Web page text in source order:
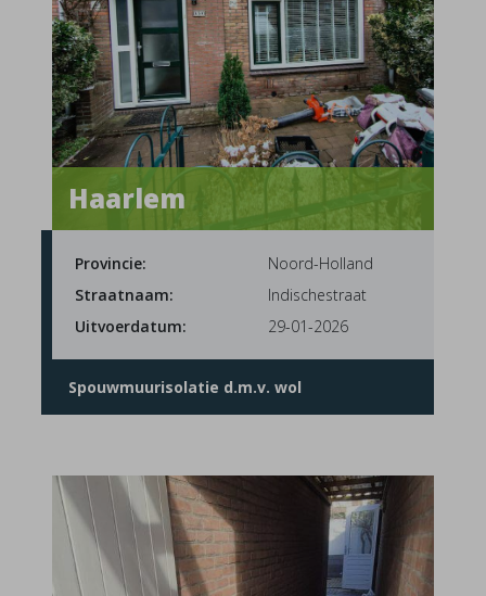
Haarlem
Provincie:
Noord-Holland
Straatnaam:
Indischestraat
Uitvoerdatum:
29-01-2026
Spouwmuurisolatie d.m.v. wol